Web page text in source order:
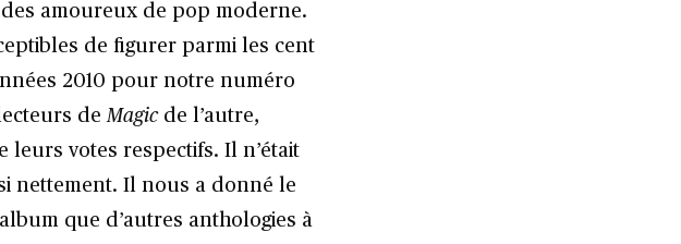
amoureux de pop moderne.
de figurer parmi les cent
2010 pour notre numéro
de Magicde l’autre,
leurs votes respectifs. Il n’était
nettement. Il nous a donné le
que d’autres anthologies à